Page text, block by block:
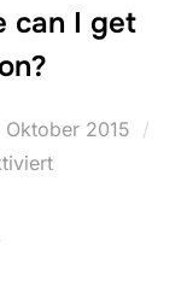
can I get
Oktober 2015